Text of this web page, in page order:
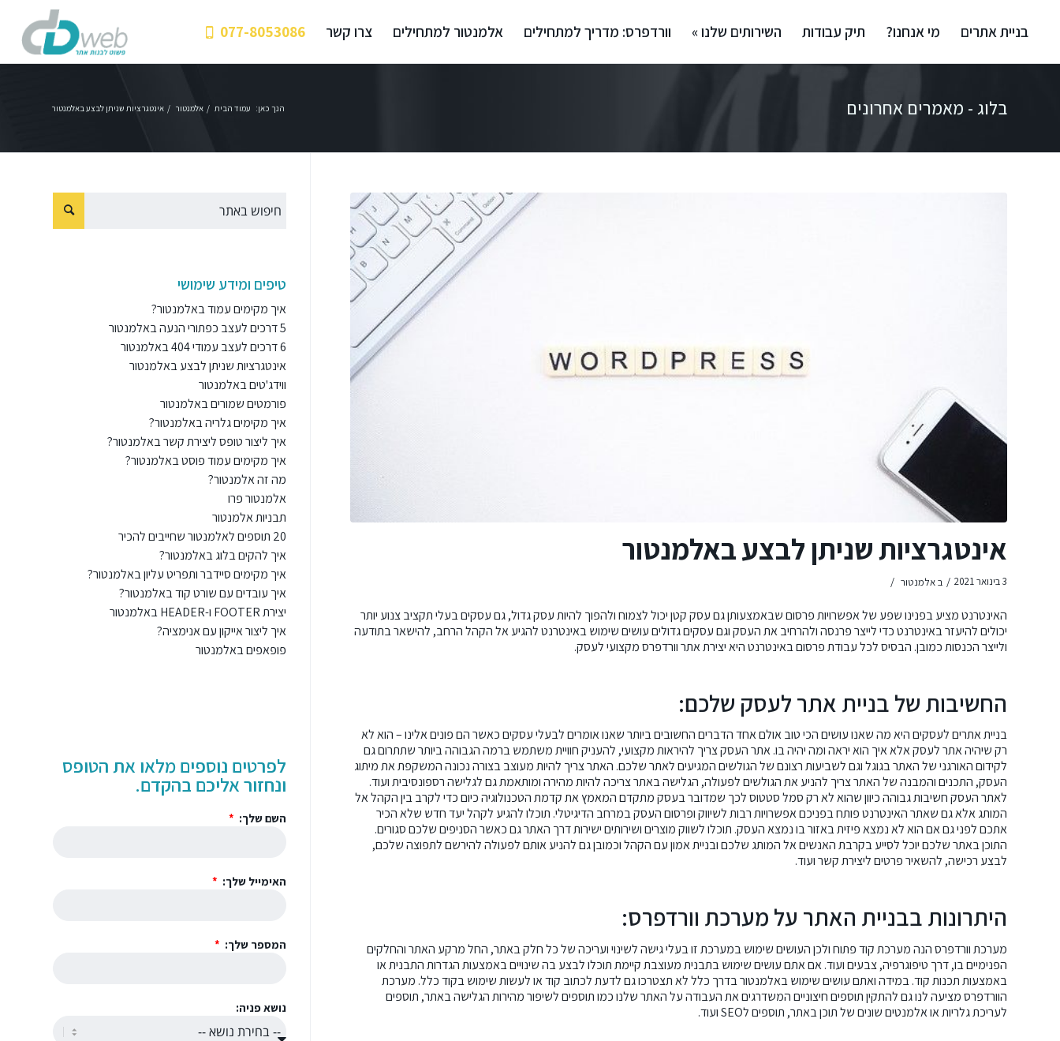
בניית אתרים מי אנחנו? תיק עבודות השירותים שלנו » וורדפרס: מדריך למתחילים אלמנטור למתחילים צרו קשר 077-8053086
בלוג - מאמרים אחרונים הנך כאן: עמוד הבית / אלמנטור / אינטגרציות שניתן לבצע באלמנטור
אינטגרציות שניתן לבצע באלמנטור
3 בינואר 2021 / באלמנטור /
האינטרנט מציע בפנינו שפע של אפשרויות פרסום שבאמצעותן גם עסק קטן יכול לצמוח ולהפוך להיות עסק גדול, גם עסקים בעלי תקציב צנוע יותר
יכולים להיעזר באינטרנט כדי לייצר פרנסה ולהרחיב את העסק וגם עסקים גדולים עושים שימוש באינטרנט להגיע אל הקהל הרחב, להישאר בתודעה
ולייצר הכנסות כמובן. הבסיס לכל עבודת פרסום באינטרנט היא יצירתאתר וורדפרסמקצועי לעסק.
החשיבות של בניית אתר לעסק שלכם:
בניית אתריםלעסקים היא מה שאנו עושים הכי טוב אולם אחד הדברים החשובים ביותר שאנו אומרים לבעלי עסקים כאשר הם פונים אלינו – הוא לא
רק שיהיה אתר לעסק אלא איך הוא יראה ומה יהיה בו. אתר העסק צריך להיראות מקצועי, להעניק חוויית משתמש ברמה הגבוהה ביותר שתתרום גם
לקידום האורגני של האתר בגוגל וגם לשביעות רצונם של הגולשים המגיעים לאתר שלכם. האתר צריך להיות מעוצב בצורה נכונה המשקפת את מיתוג
העסק, התכנים והמבנה של האתר צריך להניע את הגולשים לפעולה, הגלישה באתר צריכה להיות מהירה ומותאמת גם לגלישה רספונסיבית ועוד.
לאתר העסק חשיבות גבוהה כיוון שהוא לא רק סמל סטטוס לכך שמדובר בעסק מתקדם המאמץ את קדמת הטכנולוגיה כיום כדי לקרב בין הקהל אל
המותג אלא גם שאתר האינטרנט פותח בפניכם אפשרויות רבות לשיווק ופרסום העסק במרחב הדיגיטלי. תוכלו להגיע לקהל יעד חדש שלא הכיר
אתכם לפני גם אם הוא לא נמצא פיזית באזור בו נמצא העסק. תוכלו לשווק מוצרים ושירותים ישירות דרך האתר גם כאשר הסניפים שלכם סגורים.
התוכן באתר שלכם יוכל לסייע בקרבת האנשים אל המותג שלכם ובניית אמון עם הקהל וכמובן גם להניע אותם לפעולה להירשם לתפוצה שלכם,
לבצע רכישה, להשאיר פרטים ליצירת קשר ועוד.
היתרונות בבניית האתר על מערכת וורדפרס:
מערכת וורדפרס הנה מערכת קוד פתוח ולכן העושים שימוש במערכת זו בעלי גישה לשינוי ועריכה של כל חלק באתר, החל מרקע האתר והחלקים
הפנימיים בו, דרך טיפוגרפיה, צבעים ועוד. אם אתם עושים שימוש בתבנית מעוצבת קיימת תוכלו לבצע בה שינויים באמצעות הגדרות התבנית או
באמצעות תכנות קוד. במידה ואתם עושים שימושבאלמנטורבדרך כלל לא תצטרכו גם לדעת לכתוב קוד או לעשות שימוש בקוד כלל. מערכת
הוורדפרס מציעה לנו גם להתקין תוספים חיצוניים המשדרגים את העבודה על האתר שלנו כמו תוספים לשיפור מהירות הגלישה באתר, תוספים
לעריכת גלריות או אלמנטים שונים של תוכן באתר, תוספים לSEO ועוד.
טיפים ומידע שימושי
איך מקימים עמוד באלמנטור?
5 דרכים לעצב כפתורי הנעה באלמנטור
6 דרכים לעצב עמודי 404 באלמנטור
אינטגרציות שניתן לבצע באלמנטור
ווידג'טים באלמנטור
פורמטים שמורים באלמנטור
איך מקימים גלריה באלמנטור?
איך ליצור טופס ליצירת קשר באלמנטור?
איך מקימים עמוד פוסט באלמנטור?
מה זה אלמנטור?
אלמנטור פרו
תבניות אלמנטור
20 תוספים לאלמנטור שחייבים להכיר
איך להקים בלוג באלמנטור?
איך מקימים סיידבר ותפריט עליון באלמנטור?
איך עובדים עם שורט קוד באלמנטור?
יצירת FOOTER ו-HEADER באלמנטור
איך ליצור אייקון עם אנימציה?
פופאפים באלמנטור
לפרטים נוספים מלאו את הטופס
ונחזור אליכם בהקדם.
השם שלך:
האימייל שלך:
המספר שלך:
נושא פניה: